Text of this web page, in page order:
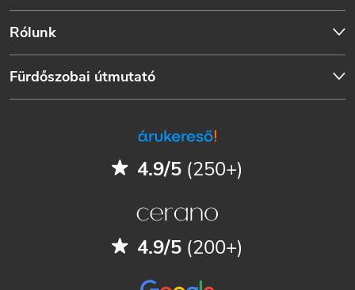
Rólunk
Fürdőszobai útmutató
4.9/5 (250+)
4.9/5 (200+)